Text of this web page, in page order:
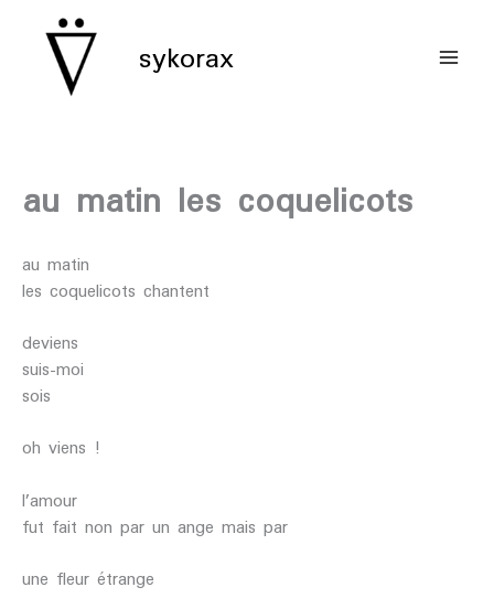
contenu sykorax
au matin les coquelicots
au matin
les coquelicots chantent
deviens
suis-moi
sois
oh viens !
l’amour
fut fait non par un ange mais par
une fleur étrange